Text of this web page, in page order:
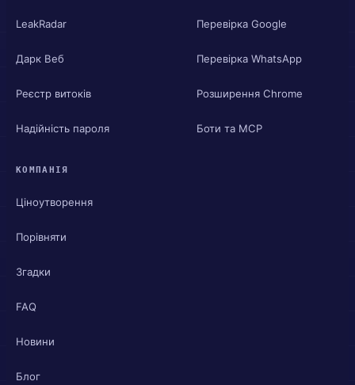
LeakRadar
Дарк Веб
Реєстр витоків
Надійність пароля
Перевірка Google
Перевірка WhatsApp
Розширення Chrome
Боти та MCP
КОМПАНІЯ
Ціноутворення
Порівняти
Згадки
FAQ
Новини
Блог